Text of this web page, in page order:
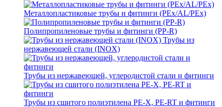
Металлопластиковые трубы и фитинги (PEx/AL/PEx)
Полипропиленовые трубы и фитинги (PP-R)
Трубы из
нержавеющей стали (INOX)
Трубы из нержавеющей, углеродистой стали и фитинги
Трубы из сшитого полиэтилена PE-X, PE-RT и фитинги